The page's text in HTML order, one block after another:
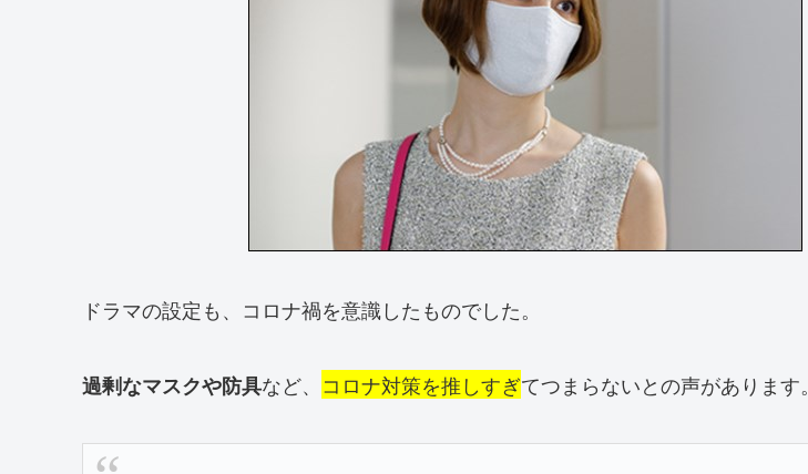
ドラマの設定も、コロナ禍を意識したものでした。
過剰なマスクや防具など、 コロナ対策を推しすぎてつまらないとの声があります。